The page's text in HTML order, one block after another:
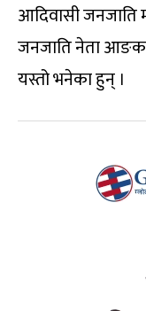
आदिवासी जनजाति
जनजाति नेता
यस्तो भनेका हुन् ।